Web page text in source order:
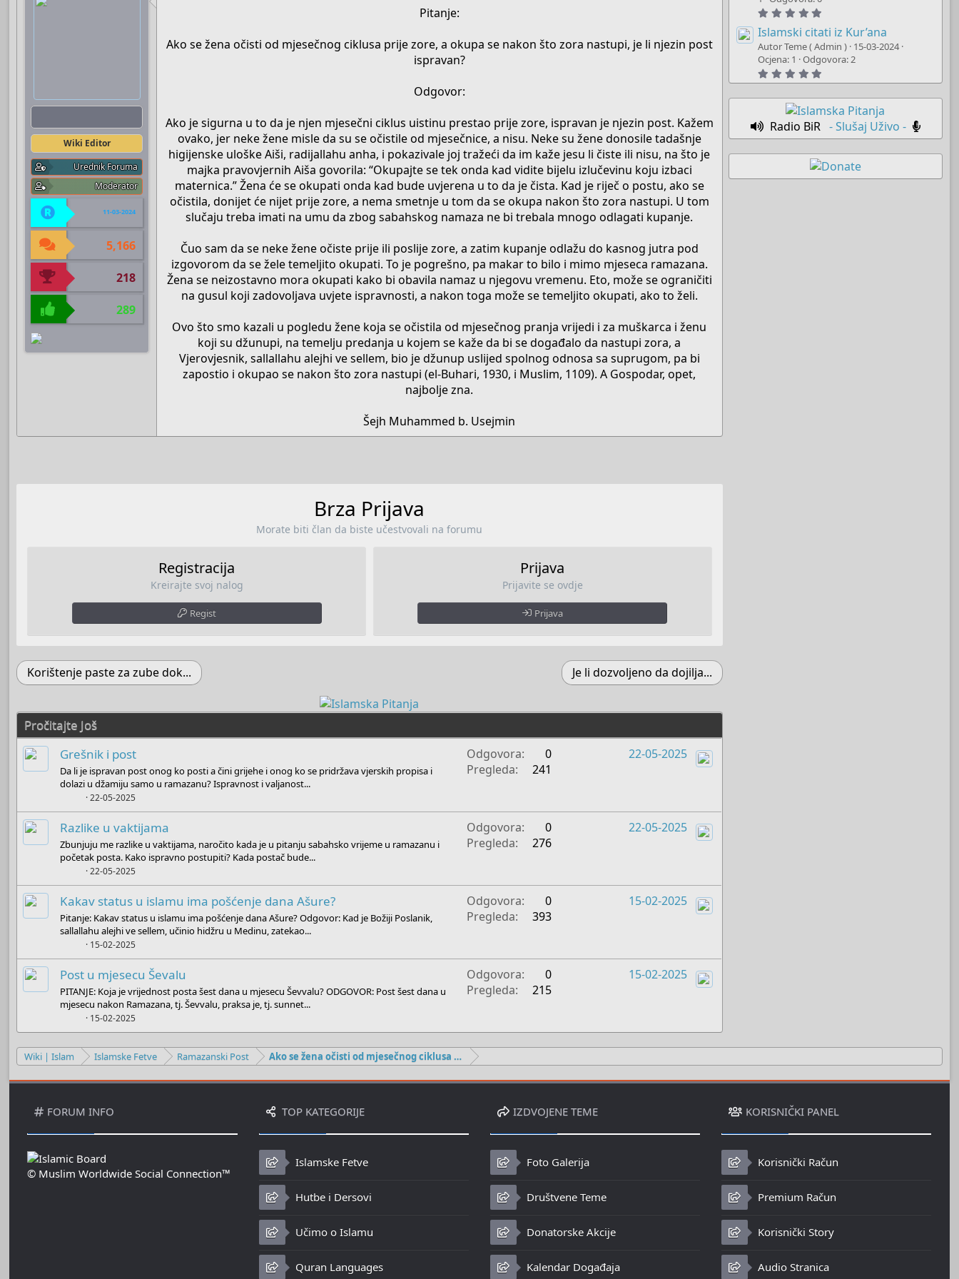
Wiki Editor
Urednik Foruma
Moderator
11-03-2024
5,166
218
289
Pitanje:
Ako se žena očisti od mjesečnog ciklusa prije zore, a okupa se nakon što zora nastupi, je li njezin post
ispravan?
Odgovor:
Ako je sigurna u to da je njen mjesečni ciklus uistinu prestao prije zore, ispravan je njezin post. Kažem
ovako, jer neke žene misle da su se očistile od mjesečnice, a nisu. Neke su žene donosile tadašnje
higijenske uloške Aiši, radijallahu anha, i pokazivale joj tražeći da im kaže jesu li čiste ili nisu, na što je
majka pravovjernih Aiša govorila: “Okupajte se tek onda kad vidite bijelu izlučevinu koju izbaci
maternica.” Žena će se okupati onda kad bude uvjerena u to da je čista. Kad je riječ o postu, ako se
očistila, donijet će nijet prije zore, a nema smetnje u tom da se okupa nakon što zora nastupi. U tom
slučaju treba imati na umu da zbog sabahskog namaza ne bi trebala mnogo odlagati kupanje.
Čuo sam da se neke žene očiste prije ili poslije zore, a zatim kupanje odlažu do kasnog jutra pod
izgovorom da se žele temeljito okupati. To je pogrešno, pa makar to bilo i mimo mjeseca ramazana.
Žena se neizostavno mora okupati kako bi obavila namaz u njegovu vremenu. Eto, može se ograničiti
na gusul koji zadovoljava uvjete ispravnosti, a nakon toga može se temeljito okupati, ako to želi.
Ovo što smo kazali u pogledu žene koja se očistila od mjesečnog pranja vrijedi i za muškarca i ženu
koji su džunupi, na temelju predanja u kojem se kaže da bi se događalo da nastupi zora, a
Vjerovjesnik, sallallahu alejhi ve sellem, bio je džunup uslijed spolnog odnosa sa suprugom, pa bi
zapostio i okupao se nakon što zora nastupi (el-Buhari, 1930, i Muslim, 1109). A Gospodar, opet,
najbolje zna.
Šejh Muhammed b. Usejmin​
Brza Prijava
Morate biti član da biste učestvovali na forumu
Registracija
Kreirajte svoj nalog
Regist
Prijava
Prijavite se ovdje
Prijava
Korištenje paste za zube dok... Je li dozvoljeno da dojilja...
Pročitajte Još
Grešnik i post
Da li je ispravan post onog ko posti a čini grijehe i onog ko se pridržava vjerskih propisa i
dolazi u džamiju samo u ramazanu? Ispravnost i valjanost...
22-05-2025
Odgovora
0
Pregleda
241
22-05-2025
Razlike u vaktijama
Zbunjuju me razlike u vaktijama, naročito kada je u pitanju sabahsko vrijeme u ramazanu i
početak posta. Kako ispravno postupiti? Kada postač bude...
22-05-2025
Odgovora
0
Pregleda
276
22-05-2025
Kakav status u islamu ima pošćenje dana Ašure?
Pitanje: Kakav status u islamu ima pošćenje dana Ašure? Odgovor: Kad je Božiji Poslanik,
sallallahu alejhi ve sellem, učinio hidžru u Medinu, zatekao...
15-02-2025
Odgovora
0
Pregleda
393
15-02-2025
Post u mjesecu Ševalu
PITANJE: Koja je vrijednost posta šest dana u mjesecu Ševvalu? ODGOVOR: Post šest dana u
mjesecu nakon Ramazana, tj. Ševvalu, praksa je, tj. sunnet...
15-02-2025
Odgovora
0
Pregleda
215
15-02-2025
s
)
0
0
s
t
(
s
Islamski citati iz Kur’ana
Autor Teme ( Admin ) 15-03-2024
Ocjena: 1
Odgovora: 2
.
0
s
t
r
s
)
Radio BiR - Slušaj Uživo -
Wiki | Islam Islamske Fetve Ramazanski Post Ako se žena očisti od mjesečnog ciklusa prije zore
FORUM INFO
© Muslim Worldwide Social Connection™
TOP KATEGORIJE
Islamske Fetve
Hutbe i Dersovi
Učimo o Islamu
Quran Languages
IZDVOJENE TEME
Foto Galerija
Društvene Teme
Donatorske Akcije
Kalendar Događaja
KORISNIČKI PANEL
Korisnički Račun
Premium Račun
Korisnički Story
Audio Stranica